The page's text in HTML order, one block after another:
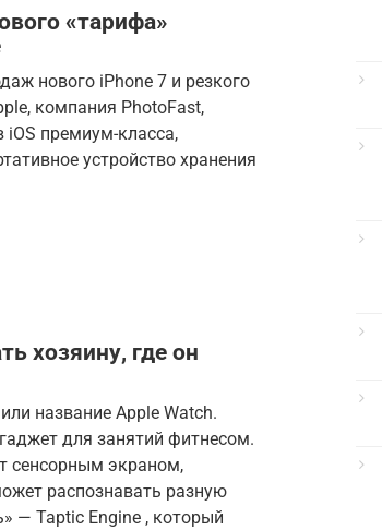
«тарифа»
нового iPhone 7 и резкого
компания PhotoFast,
iOS премиум-класса,
устройство хранения
хозяину, где он
название Apple Watch.
для занятий фитнесом.
сенсорным экраном,
распознавать разную
— Taptic Engine , который